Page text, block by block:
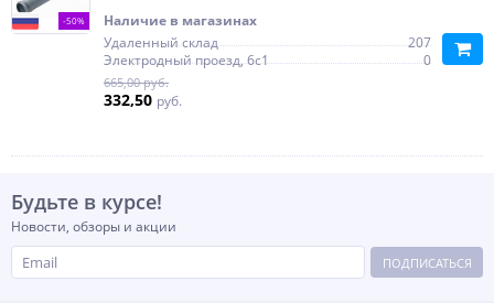
-50%
Наличие в магазинах
Удаленный склад
207
Электродный проезд, 6с1
0
665,00 руб.
332,50 руб.
Будьте в курсе!
Новости, обзоры и акции
ПОДПИСАТЬСЯ